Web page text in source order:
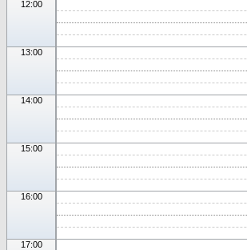
12:00
13:00
14:00
15:00
16:00
17:00